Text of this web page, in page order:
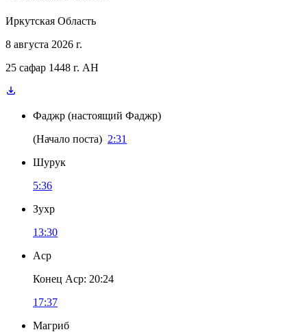
Иркутская Область
8 августа 2026 г.
25 сафар 1448 г. AH
Фаджр (настоящий Фаджр)
(Начало поста) 2:31
Шурук
5:36
Зухр
13:30
Аср
Конец Аср: 20:24
17:37
Магриб